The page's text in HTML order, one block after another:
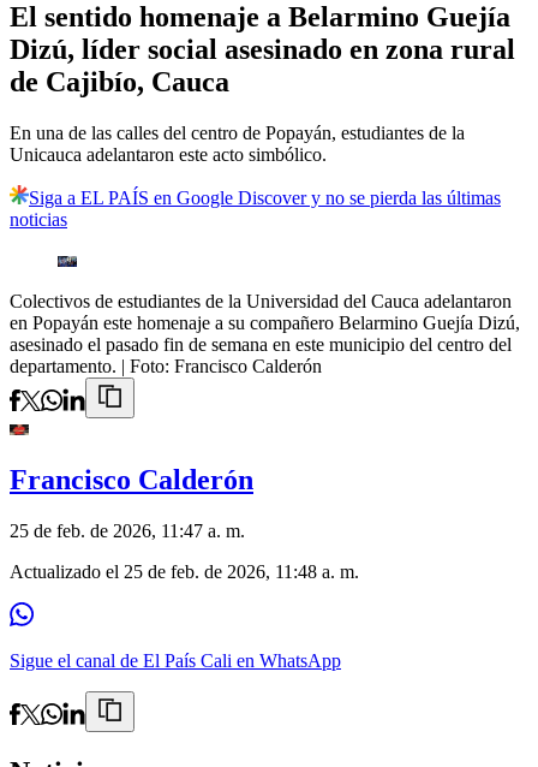
El sentido homenaje a Belarmino Guejía
Dizú, líder social asesinado en zona rural
de Cajibío, Cauca
En una de las calles del centro de Popayán, estudiantes de la
Unicauca adelantaron este acto simbólico.
Siga a EL PAÍS en Google Discover y no se pierda las últimas
noticias
Colectivos de estudiantes de la Universidad del Cauca adelantaron
en Popayán este homenaje a su compañero Belarmino Guejía Dizú,
asesinado el pasado fin de semana en este municipio del centro del
departamento. | Foto: Francisco Calderón
Francisco Calderón
25 de feb. de 2026, 11:47 a. m.
Actualizado el 25 de feb. de 2026, 11:48 a. m.
Sigue el canal de El País Cali en WhatsApp